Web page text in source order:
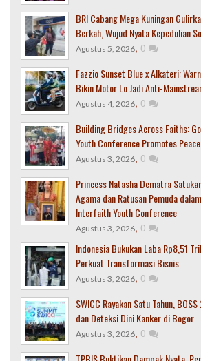
BRI Cabang Mega Kuningan
Berkah, Wujud Nyata Kepedulian
Agustus 5, 2026, 0
Fazzio Sunset Blue x Alkateri:
Bikin Motor Lo Jadi Anti-
Agustus 4, 2026, 0
Building Bridges Across Faiths:
Youth Conference Promotes Peace
Agustus 3, 2026, 0
Princess Natasha Dematra
Agama dan Ratusan Pemuda
Interfaith Youth Conference
Agustus 3, 2026, 0
Indonesia Bukukan Laba Rp8,51
Perkuat Transformasi Bisnis
Agustus 3, 2026, 0
SWICC Rayakan Satu Tahun,
dan Deteksi Dini Kanker di Bogor
Agustus 3, 2026, 0